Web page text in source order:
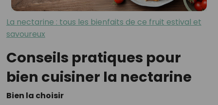
La nectarine : tous les bienfaits de ce fruit estival et
savoureux
Conseils pratiques pour
bien cuisiner la nectarine
Bien la choisir